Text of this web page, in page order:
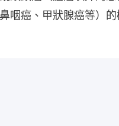
咽癌、甲狀腺癌等）